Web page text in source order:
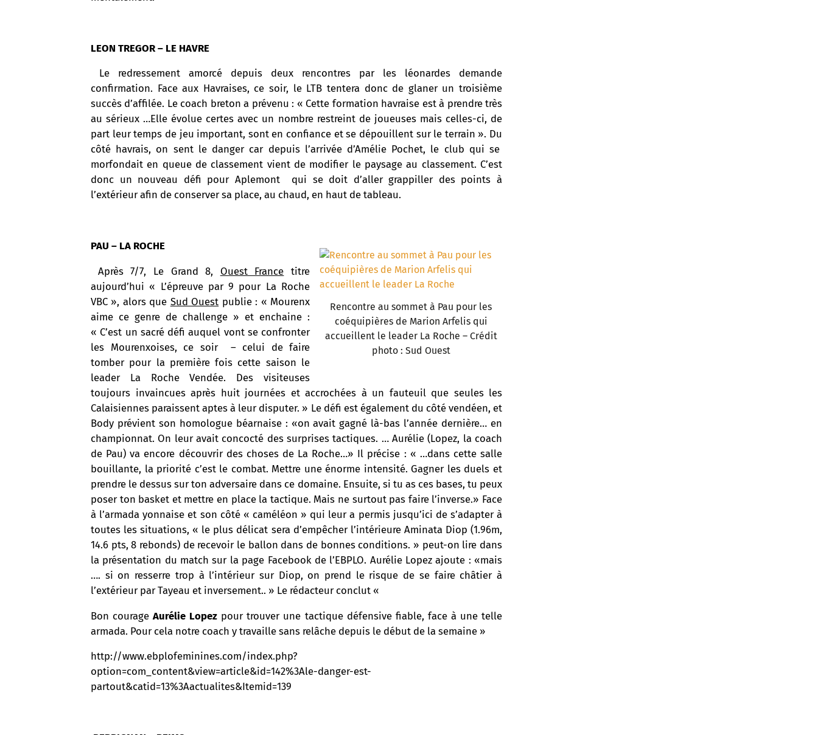
LEON TREGOR – LE HAVRE
Le redressement amorcé depuis deux rencontres par les léonardes demande
confirmation. Face aux Havraises, ce soir, le LTB tentera donc de glaner un troisième
succès d’affilée. Le coach breton a prévenu : « Cette formation havraise est à prendre très
au sérieux …Elle évolue certes avec un nombre restreint de joueuses mais celles-ci, de
part leur temps de jeu important, sont en confiance et se dépouillent sur le terrain ». Du
côté havrais, on sent le danger car depuis l’arrivée d’Amélie Pochet, le club qui se
morfondait en queue de classement vient de modifier le paysage au classement. C’est
donc un nouveau défi pour Aplemont qui se doit d’aller grappiller des points à
l’extérieur afin de conserver sa place, au chaud, en haut de tableau.
Rencontre au sommet à Pau pour les
coéquipières de Marion Arfelis qui
accueillent le leader La Roche – Crédit
photo : Sud Ouest
PAU – LA ROCHE
Après 7/7, Le Grand 8, Ouest France titre
aujourd’hui « L’épreuve par 9 pour La Roche
VBC », alors que Sud Ouest publie : « Mourenx
aime ce genre de challenge » et enchaine :
« C’est un sacré défi auquel vont se confronter
les Mourenxoises, ce soir – celui de faire
tomber pour la première fois cette saison le
leader La Roche Vendée. Des visiteuses
toujours invaincues après huit journées et accrochées à un fauteuil que seules les
Calaisiennes paraissent aptes à leur disputer. » Le défi est également du côté vendéen, et
Body prévient son homologue béarnaise : «on avait gagné là-bas l’année dernière… en
championnat. On leur avait concocté des surprises tactiques. … Aurélie (Lopez, la coach
de Pau) va encore découvrir des choses de La Roche…» Il précise : « …dans cette salle
bouillante, la priorité c’est le combat. Mettre une énorme intensité. Gagner les duels et
prendre le dessus sur ton adversaire dans ce domaine. Ensuite, si tu as ces bases, tu peux
poser ton basket et mettre en place la tactique. Mais ne surtout pas faire l’inverse.» Face
à l’armada yonnaise et son côté « caméléon » qui leur a permis jusqu’ici de s’adapter à
toutes les situations, « le plus délicat sera d’empêcher l’intérieure Aminata Diop (1.96m,
14.6 pts, 8 rebonds) de recevoir le ballon dans de bonnes conditions. » peut-on lire dans
la présentation du match sur la page Facebook de l’EBPLO. Aurélie Lopez ajoute : «mais
…. si on resserre trop à l’intérieur sur Diop, on prend le risque de se faire châtier à
l’extérieur par Tayeau et inversement.. » Le rédacteur conclut «
Bon courageAurélie Lopez pour trouver une tactique défensive fiable, face à une telle
armada. Pour cela notre coach y travaille sans relâche depuis le début de la semaine »
http://www.ebplofeminines.com/index.php?
option=com_content&view=article&id=142%3Ale-danger-est-
partout&catid=13%3Aactualites&Itemid=139